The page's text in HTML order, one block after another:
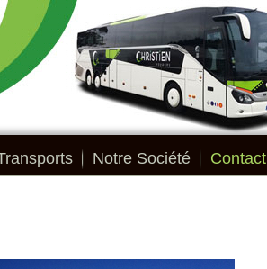
Notre Société Contact